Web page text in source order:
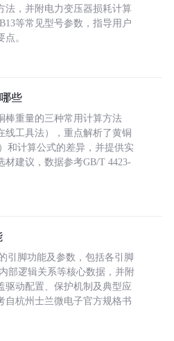
法，并附电力变压器损耗计算
等常见型号参数，指导用户
。
些
棒重量的三种常用计算方法
线工具法），重点解析了黄铜
和计算公式的差异，并提供实
材建议，数据参考GB/T 4423-
引脚功能及参数，包括各引脚
部逻辑关系等核心数据，并附
驱动配置、保护机制及典型应
自杭州士兰微电子官方规格书